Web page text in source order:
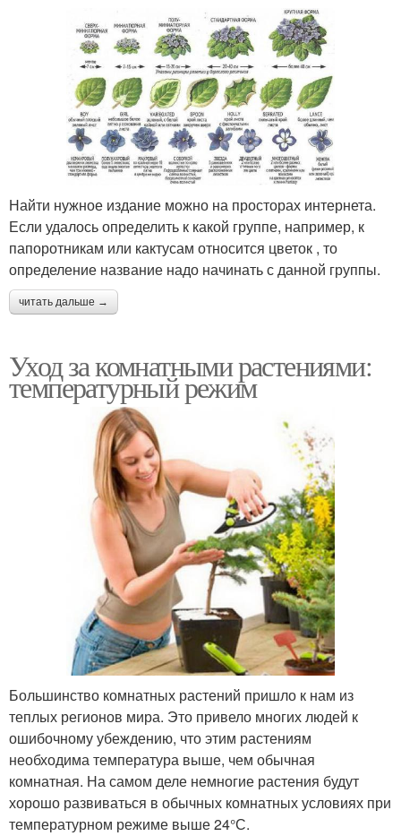
Найти нужное издание можно на просторах интернета.
Если удалось определить к какой группе, например, к
папоротникам или кактусам относится цветок , то
определение название надо начинать с данной группы.
читать дальше →
Уход за комнатными растениями:
температурный режим
Большинство комнатных растений пришло к нам из
теплых регионов мира. Это привело многих людей к
ошибочному убеждению, что этим растениям
необходима температура выше, чем обычная
комнатная. На самом деле немногие растения будут
хорошо развиваться в обычных комнатных условиях при
температурном режиме выше 24°С.